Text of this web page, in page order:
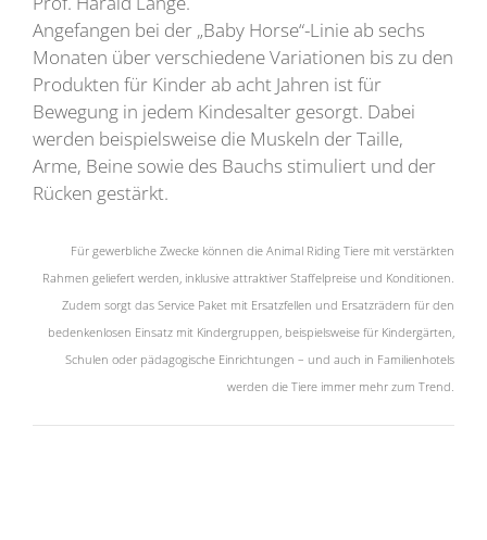
Angefangen bei der „Baby Horse“-Linie ab sechs
Monaten über verschiedene Variationen bis zu den
Produkten für Kinder ab acht Jahren ist für
Bewegung in jedem Kindesalter gesorgt. Dabei
werden beispielsweise die Muskeln der Taille,
Arme, Beine sowie des Bauchs stimuliert und der
Rücken gestärkt.
Für gewerbliche Zwecke können die Animal Riding Tiere mit verstärkten
Rahmen geliefert werden, inklusive attraktiver Staffelpreise und Konditionen.
Zudem sorgt das Service Paket mit Ersatzfellen und Ersatzrädern für den
bedenkenlosen Einsatz mit Kindergruppen, beispielsweise für Kindergärten,
Schulen oder pädagogische Einrichtungen – und auch in Familienhotels
werden die Tiere immer mehr zum Trend.